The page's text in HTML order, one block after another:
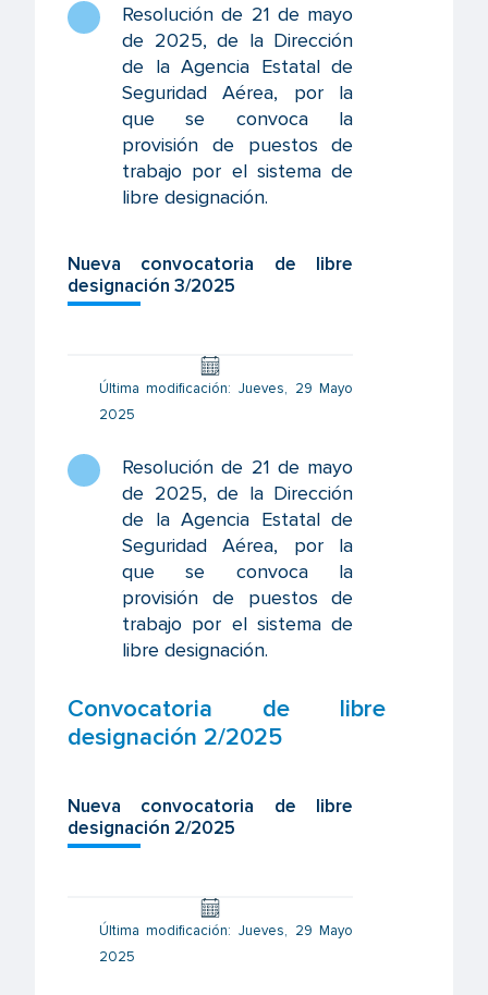
Resolución de 21 de mayo
de 2025, de la Dirección
de la Agencia Estatal de
Seguridad Aérea, por la
que se convoca la
provisión de puestos de
trabajo por el sistema de
libre designación.
Nueva convocatoria de libre
designación 3/2025
Última modificación: Jueves, 29 Mayo
2025
Resolución de 21 de mayo
de 2025, de la Dirección
de la Agencia Estatal de
Seguridad Aérea, por la
que se convoca la
provisión de puestos de
trabajo por el sistema de
libre designación.
Convocatoria de libre
designación 2/2025
Nueva convocatoria de libre
designación 2/2025
Última modificación: Jueves, 29 Mayo
2025